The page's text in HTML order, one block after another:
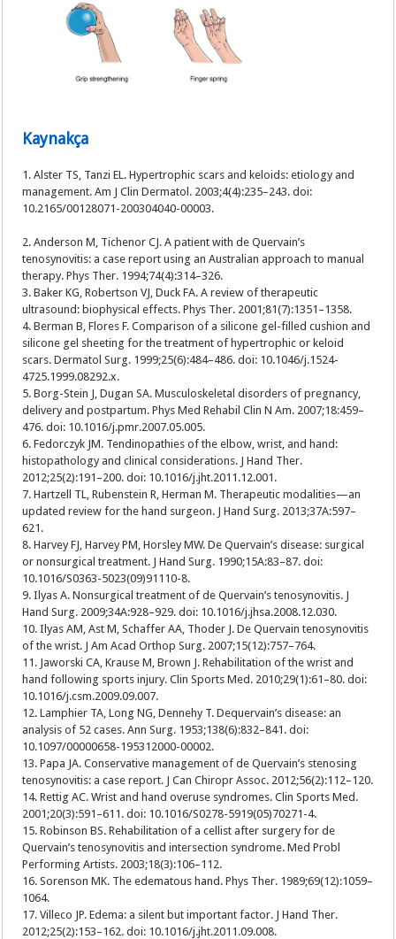
Kaynakça
1. Alster TS, Tanzi EL. Hypertrophic scars and keloids: etiology and
management. Am J Clin Dermatol. 2003;4(4):235–243. doi:
10.2165/00128071-200304040-00003.
2. Anderson M, Tichenor CJ. A patient with de Quervain’s
tenosynovitis: a case report using an Australian approach to manual
therapy. Phys Ther. 1994;74(4):314–326.
3. Baker KG, Robertson VJ, Duck FA. A review of therapeutic
ultrasound: biophysical effects. Phys Ther. 2001;81(7):1351–1358.
4. Berman B, Flores F. Comparison of a silicone gel-filled cushion and
silicone gel sheeting for the treatment of hypertrophic or keloid
scars. Dermatol Surg. 1999;25(6):484–486. doi: 10.1046/j.1524-
4725.1999.08292.x.
5. Borg-Stein J, Dugan SA. Musculoskeletal disorders of pregnancy,
delivery and postpartum. Phys Med Rehabil Clin N Am. 2007;18:459–
476. doi: 10.1016/j.pmr.2007.05.005.
6. Fedorczyk JM. Tendinopathies of the elbow, wrist, and hand:
histopathology and clinical considerations. J Hand Ther.
2012;25(2):191–200. doi: 10.1016/j.jht.2011.12.001.
7. Hartzell TL, Rubenstein R, Herman M. Therapeutic modalities—an
updated review for the hand surgeon. J Hand Surg. 2013;37A:597–
621.
8. Harvey FJ, Harvey PM, Horsley MW. De Quervain’s disease: surgical
or nonsurgical treatment. J Hand Surg. 1990;15A:83–87. doi:
10.1016/S0363-5023(09)91110-8.
9. Ilyas A. Nonsurgical treatment of de Quervain’s tenosynovitis. J
Hand Surg. 2009;34A:928–929. doi: 10.1016/j.jhsa.2008.12.030.
10. Ilyas AM, Ast M, Schaffer AA, Thoder J. De Quervain tenosynovitis
of the wrist. J Am Acad Orthop Surg. 2007;15(12):757–764.
11. Jaworski CA, Krause M, Brown J. Rehabilitation of the wrist and
hand following sports injury. Clin Sports Med. 2010;29(1):61–80. doi:
10.1016/j.csm.2009.09.007.
12. Lamphier TA, Long NG, Dennehy T. Dequervain’s disease: an
analysis of 52 cases. Ann Surg. 1953;138(6):832–841. doi:
10.1097/00000658-195312000-00002.
13. Papa JA. Conservative management of de Quervain’s stenosing
tenosynovitis: a case report. J Can Chiropr Assoc. 2012;56(2):112–120.
14. Rettig AC. Wrist and hand overuse syndromes. Clin Sports Med.
2001;20(3):591–611. doi: 10.1016/S0278-5919(05)70271-4.
15. Robinson BS. Rehabilitation of a cellist after surgery for de
Quervain’s tenosynovitis and intersection syndrome. Med Probl
Performing Artists. 2003;18(3):106–112.
16. Sorenson MK. The edematous hand. Phys Ther. 1989;69(12):1059–
1064.
17. Villeco JP. Edema: a silent but important factor. J Hand Ther.
2012;25(2):153–162. doi: 10.1016/j.jht.2011.09.008.